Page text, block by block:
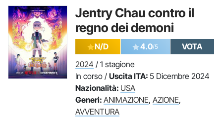
Jentry Chau contro il
regno dei demoni
N/D 4.0/5
VOTA
2024 / 1 stagione
In corso / Uscita ITA: 5 Dicembre 2024
Nazionalità: USA
Generi: ANIMAZIONE, AZIONE,
AVVENTURA